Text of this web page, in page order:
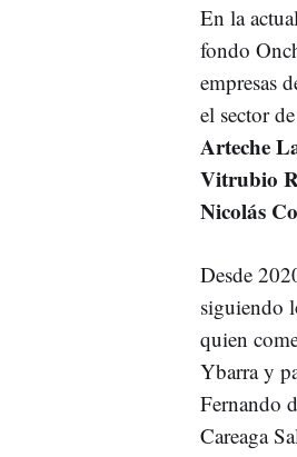
En la
fondo
empresas
el sector
Arteche
Vitrubio
Nicolás
Desde
siguiendo
quien
Ybarra y
Fernando
Careaga